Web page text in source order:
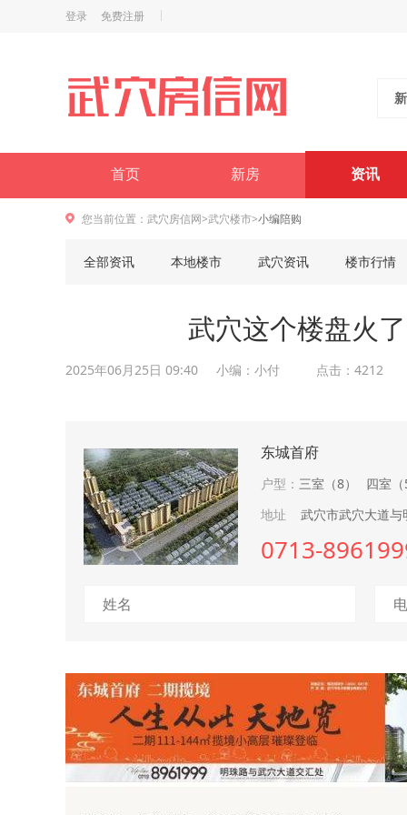
登录 免费注册
首页 新房 资讯
您当前位置： 武穴房信网>武穴楼市>小编陪购
全部资讯 本地楼市 武穴资讯 楼市行情
武穴这个楼盘火
2025年06月25日 09:40 小编：小付 点击：4212
东城首府
户型： 三室（8）
四室
地址
武穴市武穴大道
0713-